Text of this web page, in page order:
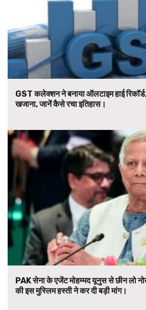
GST कलेक्शन ने बनाया ऑलटाइम हाई
खजाना, जानें कैसे रचा इतिहास।
PAK सेना के एजेंट मोहम्मद यूनुस से छीन लो
की इस मुस्लिम हस्ती ने कर दी बड़ी मांग।